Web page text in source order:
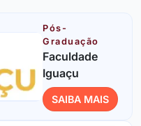
Pós-
Graduação
Faculdade
Iguaçu
SAIBA MAIS